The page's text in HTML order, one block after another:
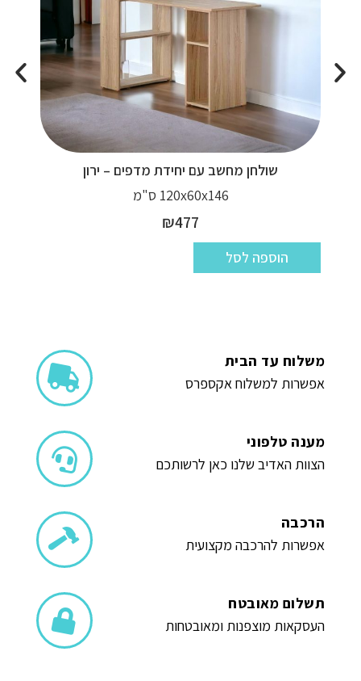
שולחן מחשב עם יחידת מדפים – ירון
120x60x146 ס"מ
₪477
הוספה לסל
משלוח עד הבית
אפשרות למשלוח אקספרס
מענה טלפוני
הצוות האדיב שלנו כאן לרשותכם
הרכבה
אפשרות להרכבה מקצועית
תשלום מאובטח
העסקאות מוצפנות ומאובטחות